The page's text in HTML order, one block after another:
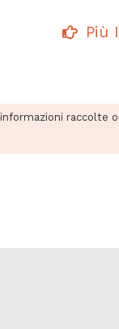
Più
raccolte